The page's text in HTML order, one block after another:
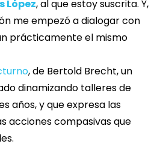
López, al que estoy suscrita. Y,
me empezó a dialogar con
prácticamente el mismo
, de Bertold Brecht, un
dinamizando talleres de
años, y que expresa las
acciones compasivas que